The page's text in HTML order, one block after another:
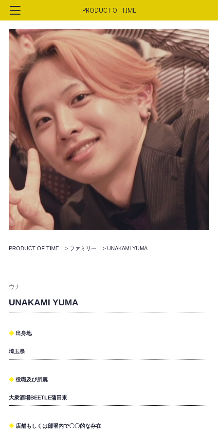
PRODUCT OF TIME
PRODUCT OF TIME > ファミリー > UNAKAMI YUMA
ウナ
UNAKAMI YUMA
出身地
埼玉県
役職及び所属
大衆酒場BEETLE蒲田東
店舗もしくは部署内で〇〇的な存在